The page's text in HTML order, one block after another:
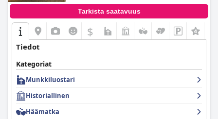
Tarkista saatavuus
$
Tiedot
Kategoriat
Munkkiluostari
Historiallinen
Häämatka